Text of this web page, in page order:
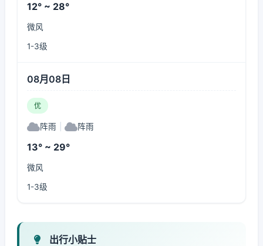
12° ~ 28°
微风
1-3级
08月08日
优
阵雨 阵雨
13° ~ 29°
微风
1-3级
出行小贴士